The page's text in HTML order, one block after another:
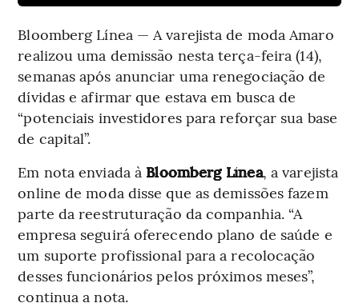
Bloomberg Línea — A varejista de moda Amaro
realizou uma demissão nesta terça-feira (14),
semanas após anunciar uma renegociação de
dívidas e afirmar que estava em busca de
“potenciais investidores para reforçar sua base
de capital”.
Em nota enviada à Bloomberg Línea, a varejista
online de moda disse que as demissões fazem
parte da reestruturação da companhia. “A
empresa seguirá oferecendo plano de saúde e
um suporte profissional para a recolocação
desses funcionários pelos próximos meses”,
continua a nota.